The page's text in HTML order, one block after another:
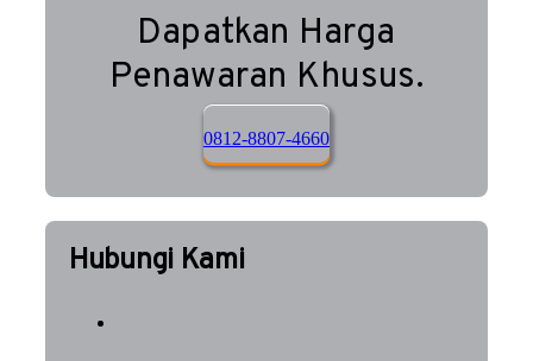
Dapatkan Harga
Penawaran Khusus.
0812-8807-4660
Hubungi Kami